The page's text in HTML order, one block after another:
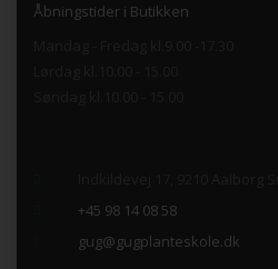
Åbningstider i Butikken
+45 98 14 08 58
gug@gugplanteskole.dk